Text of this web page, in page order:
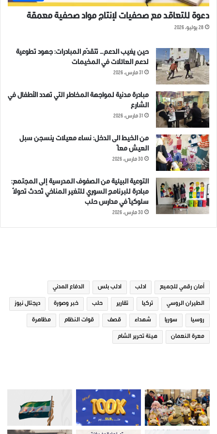
دعوة للتعاقد مع صحفيات لإنتاج مواد صحفية معمقة
28 يوليو، 2026
حين يغيب الدعم… تتقدّم المبادرات: جهود تطوعية
لدعم العائلات في المخيمات
31 مارس، 2026
مبادرة مدنية لمواجهة المخاطر التي تهدد الأطفال في
الشارع
31 مارس، 2026
من الخيط الى الدخل: نساء معيلات ينسجن سبل
العيش معاً
30 مارس، 2026
التوعية البيئية من الصفوف المدرسية إلى المجتمع:
مبادرة للبرنامج السوري للتغير المناخي تُحدث تحولاً
سلوكياً في مدارس حلب
30 مارس، 2026
أمان رقمي للجميع ادلب ادلب بلس الدفاع المدني
الطيران الروسي تركيا تقارير حلب خبر وصورة ديجتال نيوز
روسيا سوريا شهداء قصف قوات النظام مظاهرة
معرة النعمان هيئة تحرير الشام